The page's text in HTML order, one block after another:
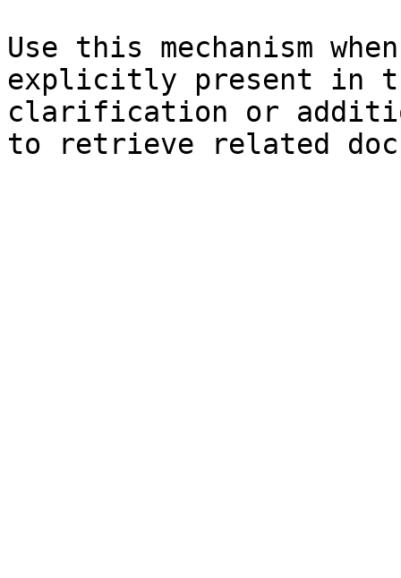
Use this mechanism
explicitly present in
clarification or